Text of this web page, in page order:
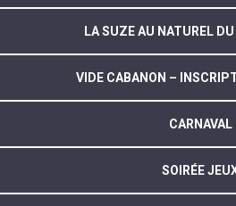
LA SUZE AU NATUREL
VIDE CABANON –
CARNAVAL
SOIRÉE